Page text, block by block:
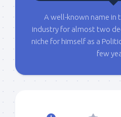
A well-known name in
industry for almost two
niche for himself as a
few